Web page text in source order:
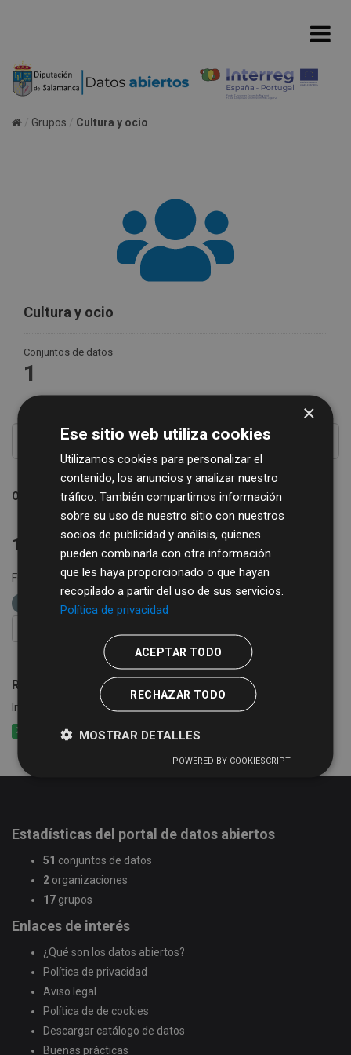
Grupos Cultura y ocio
Cultura y ocio
Conjuntos de datos
1
Ordenar por
1 conjunto de datos encontrado
Formatos: CSV XML etiquetas:
cultura
bibliobus
Rutas de Bibliobús
Información de las rutas y calendario del Servicio de Bibliobús
XLSX CSV XML
Estadísticas del portal de datos abiertos
51 conjuntos de datos
2 organizaciones
17 grupos
Enlaces de interés
¿Qué son los datos abiertos?
Política de privacidad
Aviso legal
Política de de cookies
Descargar catálogo de datos
Buenas prácticas
×
Ese sitio web utiliza cookies
Utilizamos cookies para personalizar el
contenido, los anuncios y analizar nuestro
tráfico. También compartimos información
sobre su uso de nuestro sitio con nuestros
socios de publicidad y análisis, quienes
pueden combinarla con otra información
que les haya proporcionado o que hayan
recopilado a partir del uso de sus servicios.
Política de privacidad
ACEPTAR TODO
RECHAZAR TODO
MOSTRAR DETALLES
POWERED BY COOKIESCRIPT